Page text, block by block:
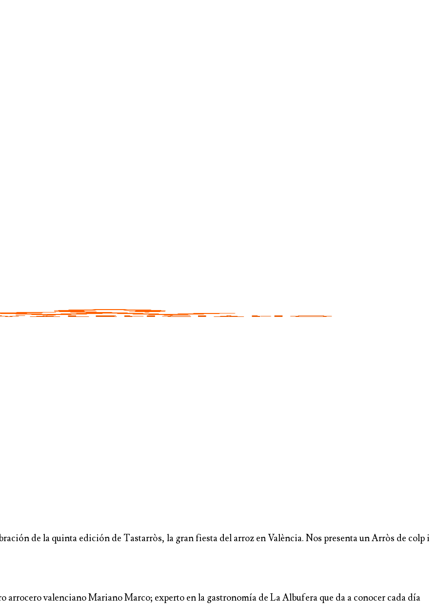
de la quinta edición de Tastarròs, la gran fiesta del arroz en València. Nos presenta un Arròs de colp i
arrocero valenciano Mariano Marco; experto en la gastronomía de La Albufera que da a conocer cada día